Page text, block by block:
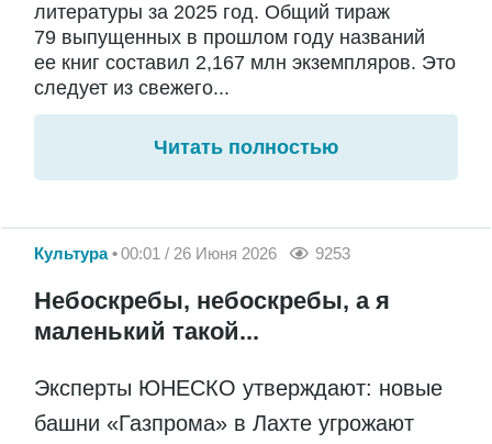
литературы за 2025 год. Общий тираж
79 выпущенных в прошлом году названий
ее книг составил 2,167 млн экземпляров. Это
следует из свежего...
Читать полностью
Культура 00:01 / 26 Июня 2026 9253
Небоскребы, небоскребы, а я
маленький такой...
Эксперты ЮНЕСКО утверждают: новые
башни «Газпрома» в Лахте угрожают